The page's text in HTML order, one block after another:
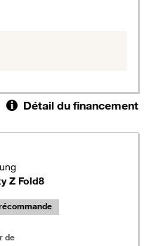
Détail du financement
sélectionnables
Z Fold8
de